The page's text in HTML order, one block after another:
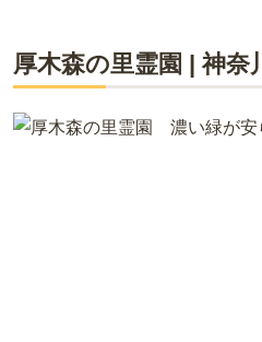
ライフドット編集部
厚木森の里霊園 |神奈